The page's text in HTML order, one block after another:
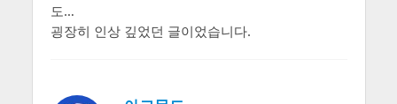
도…
굉장히 인상 깊었던 글이었습니다.